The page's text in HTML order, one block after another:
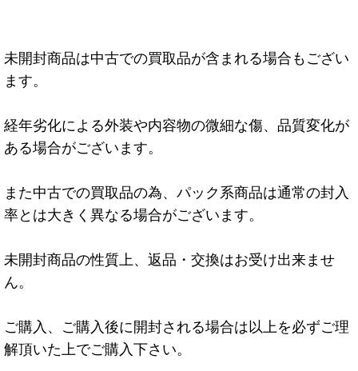
未開封商品は中古での買取品が含まれる場合もござい
ます。
経年劣化による外装や内容物の微細な傷、品質変化が
ある場合がございます。
また中古での買取品の為、パック系商品は通常の封入
率とは大きく異なる場合がございます。
未開封商品の性質上、返品・交換はお受け出来ませ
ん。
ご購入、ご購入後に開封される場合は以上を必ずご理
解頂いた上でご購入下さい。